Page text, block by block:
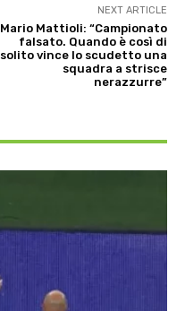
NEXT ARTICLE
Mario Mattioli: “Campionato
falsato. Quando è così di
solito vince lo scudetto una
squadra a strisce
nerazzurre”